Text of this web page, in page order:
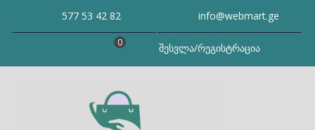
577 53 42 82 info@webmart.ge
შესვლა/რეგისტრაცია
0